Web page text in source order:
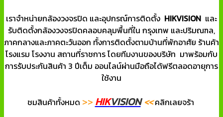
เราจำหน่ายกล้องวงจรปิด และอุปกรณ์การติดตั้ง HIKVISION และ
รับติดตั้งกล้องวงจรปิดคลอบคลุมพื้นที่ใน กรุงเทพ และปริมณฑล,
ภาคกลางและภาคตะวันออก ทั้งการติดตั้งตามบ้านที่พักอาศัย ร้านค้า
โรงแรม โรงงาน สถานที่ราชการ โดยทีมงานของบริษัท มาพร้อมกับ
การรับประกันสินค้า 3 ปีเต็ม ออนไลน์ผ่านมือถือได้ฟรีตลอดอายุการ
ใช้งาน
ชมสินค้าทั้งหมด >> HIKVISION <<คลิกเลยจร้า